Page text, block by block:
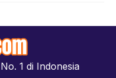
1 di Indonesia